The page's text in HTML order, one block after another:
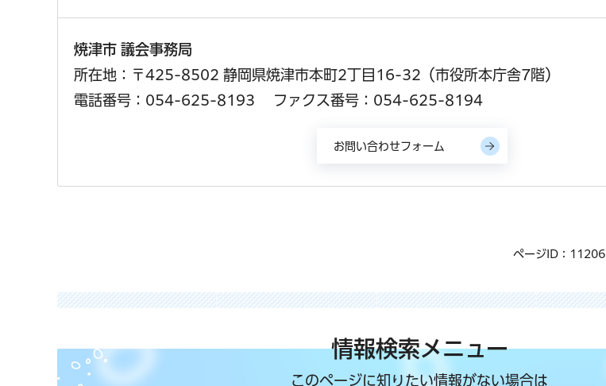
焼津市 議会事務局
所在地：〒425-8502 静岡県焼津市本町2丁目16-32（市役所本庁舎7階）
電話番号：054-625-8193
ファクス番号：054-625-8194
ページID：11206
情報検索メニュー
このページに知りたい情報がない場合は